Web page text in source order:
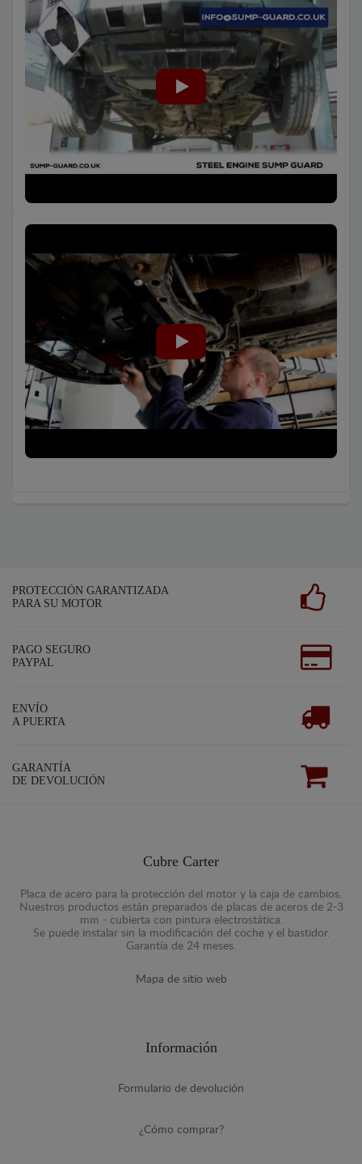
PROTECCIÓN GARANTIZADA
PARA SU MOTOR
PAGO SEGURO
PAYPAL
ENVÍO
A PUERTA
GARANTÍA
DE DEVOLUCIÓN
Cubre Carter
Placa de acero para la protección del motor y la caja de cambios.
Nuestros productos están preparados de placas de aceros de 2-3
mm - cubierta con pintura electrostática.
Se puede instalar sin la modificación del coche y el bastidor.
Garantía de 24 meses.
Mapa de sitio web
Información
Formulario de devolución
¿Cómo comprar?